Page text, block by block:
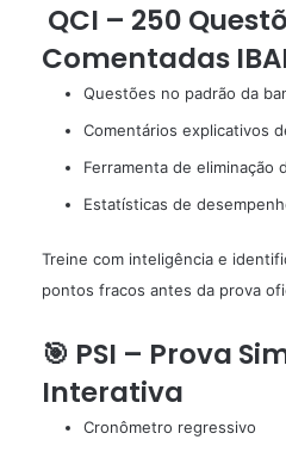
QCI – 250
Comentadas
Questões no padrão da
Comentários explicativos
Ferramenta de eliminação
Estatísticas de
Treine com inteligência e
pontos fracos antes da prova
🎯 PSI – Prova
Interativa
Cronômetro regressivo